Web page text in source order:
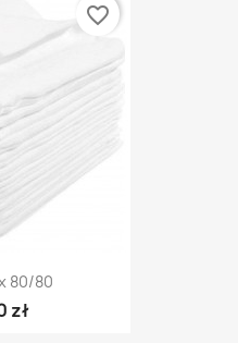
80/80
zł
favorite_border